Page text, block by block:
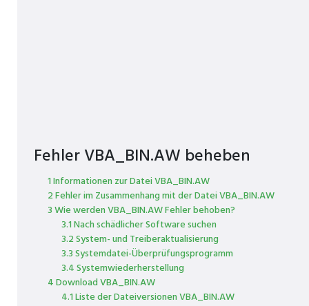
Fehler VBA_BIN.AW beheben
1 Informationen zur Datei VBA_BIN.AW
2 Fehler im Zusammenhang mit der Datei VBA_BIN.AW
3 Wie werden VBA_BIN.AW Fehler behoben?
3.1 Nach schädlicher Software suchen
3.2 System- und Treiberaktualisierung
3.3 Systemdatei-Überprüfungsprogramm
3.4 Systemwiederherstellung
4 Download VBA_BIN.AW
4.1 Liste der Dateiversionen VBA_BIN.AW